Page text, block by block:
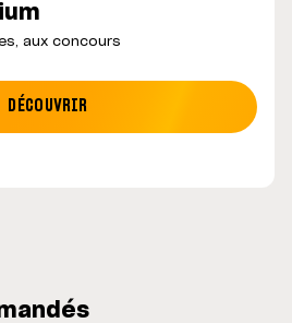
aux concours
DÉCOUVRIR